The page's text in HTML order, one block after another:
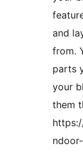
and
from.
parts
your
them